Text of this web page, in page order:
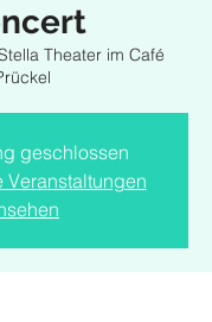
Theater im Café
geschlossen
Veranstaltungen